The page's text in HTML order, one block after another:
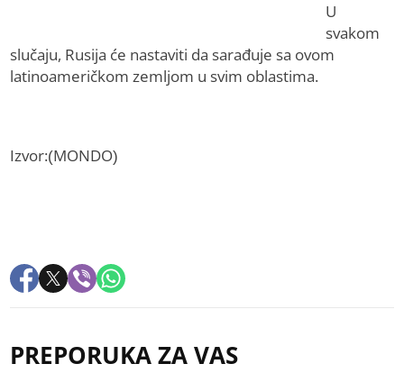
U
svakom
slučaju, Rusija će nastaviti da sarađuje sa ovom
latinoameričkom zemljom u svim oblastima.
Izvor:(MONDO)
PREPORUKA ZA VAS